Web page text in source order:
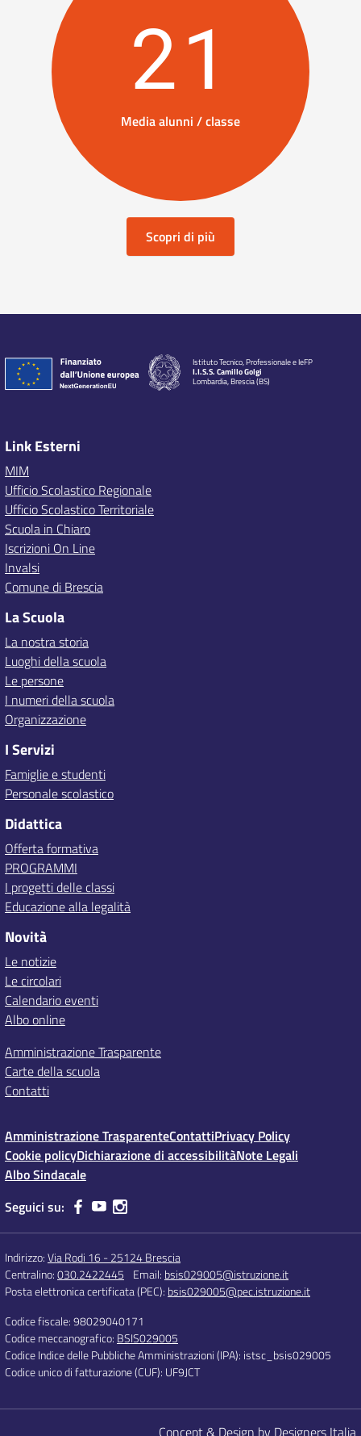
21
Media alunni / classe
Scopri di più
Istituto Tecnico, Professionale e IeFP
I.I.S.S. Camillo Golgi
Lombardia, Brescia (BS)
Link Esterni
MIM
Ufficio Scolastico Regionale
Ufficio Scolastico Territoriale
Scuola in Chiaro
Iscrizioni On Line
Invalsi
Comune di Brescia
La Scuola
La nostra storia
Luoghi della scuola
Le persone
I numeri della scuola
Organizzazione
I Servizi
Famiglie e studenti
Personale scolastico
Didattica
Offerta formativa
PROGRAMMI
I progetti delle classi
Educazione alla legalità
Novità
Le notizie
Le circolari
Calendario eventi
Albo online
Amministrazione Trasparente
Carte della scuola
Contatti
Amministrazione TrasparenteContattiPrivacy Policy
Cookie policyDichiarazione di accessibilitàNote Legali
Albo Sindacale
Seguici su:
Indirizzo:Via Rodi 16 - 25124 Brescia
Centralino:030.2422445 Email: bsis029005@istruzione.it
Posta elettronica certificata (PEC): bsis029005@pec.istruzione.it
Codice fiscale: 98029040171
Codice meccanografico: BSIS029005
Codice Indice delle Pubbliche Amministrazioni (IPA): istsc_bsis029005
Codice unico di fatturazione (CUF): UF9JCT
Concept & Design by Designers Italia